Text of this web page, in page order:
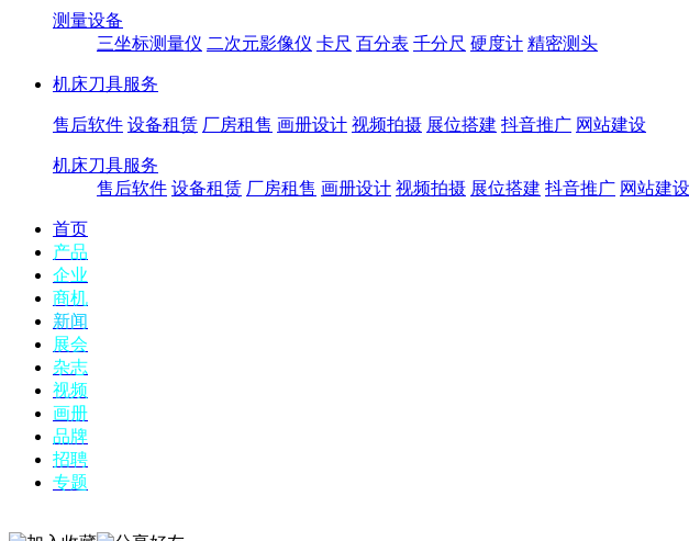
测量设备
三坐标测量仪 二次元影像仪 卡尺 百分表 千分尺 硬度计 精密测头
机床刀具服务
售后软件 设备租赁 厂房租售 画册设计 视频拍摄 展位搭建 抖音推广 网站建设
机床刀具服务
售后软件 设备租赁 厂房租售 画册设计 视频拍摄 展位搭建 抖音推广 网站建设
首页
产品
企业
商机
新闻
展会
杂志
视频
画册
品牌
招聘
专题